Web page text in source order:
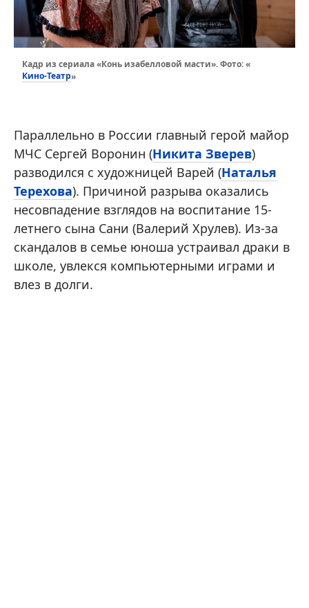
Кадр из сериала «Конь изабелловой масти». Фото: «
Кино-Театр»
Параллельно в России главный герой майор
МЧС Сергей Воронин (Никита Зверев)
разводился с художницей Варей (Наталья
Терехова). Причиной разрыва оказались
несовпадение взглядов на воспитание 15-
летнего сына Сани (Валерий Хрулев). Из-за
скандалов в семье юноша устраивал драки в
школе, увлекся компьютерными играми и
влез в долги.